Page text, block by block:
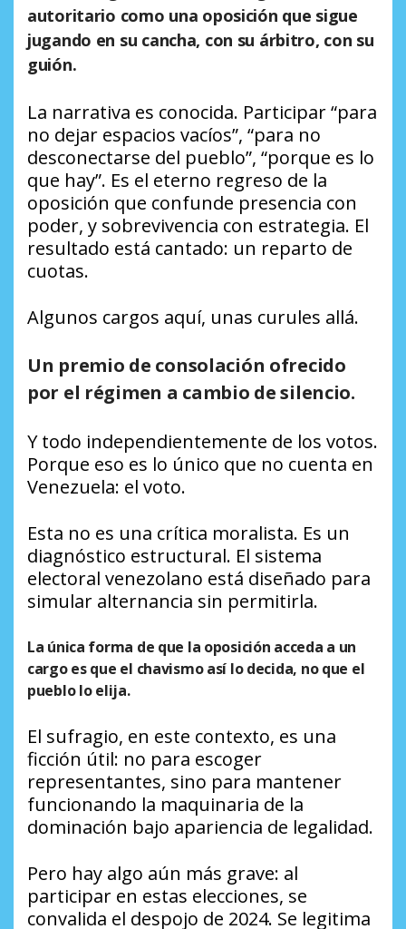
autoritario como una oposición que sigue
jugando en su cancha, con su árbitro, con su
guión.
La narrativa es conocida. Participar “para
no dejar espacios vacíos”, “para no
desconectarse del pueblo”, “porque es lo
que hay”. Es el eterno regreso de la
oposición que confunde presencia con
poder, y sobrevivencia con estrategia. El
resultado está cantado: un reparto de
cuotas.
Algunos cargos aquí, unas curules allá.
Un premio de consolación ofrecido
por el régimen a cambio de silencio.
Y todo independientemente de los votos.
Porque eso es lo único que no cuenta en
Venezuela: el voto.
Esta no es una crítica moralista. Es un
diagnóstico estructural. El sistema
electoral venezolano está diseñado para
simular alternancia sin permitirla.
La única forma de que la oposición acceda a un
cargo es que el chavismo así lo decida, no que el
pueblo lo elija.
El sufragio, en este contexto, es una
ficción útil: no para escoger
representantes, sino para mantener
funcionando la maquinaria de la
dominación bajo apariencia de legalidad.
Pero hay algo aún más grave: al
participar en estas elecciones, se
convalida el despojo de 2024. Se legitima